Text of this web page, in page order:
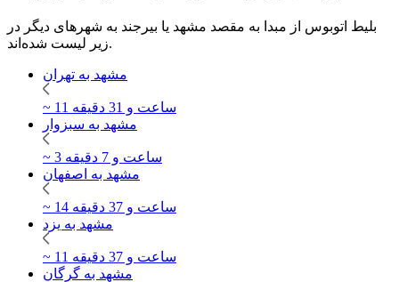
بلیط اتوبوس از مبدا به مقصد مشهد یا بیرجند به شهرهای دیگر در
زیر لیست شده‌اند.
مشهد به تهران
~ 11 ساعت و 31 دقیقه
مشهد به سبزوار
~ 3 ساعت و 7 دقیقه
مشهد به اصفهان
~ 14 ساعت و 37 دقیقه
مشهد به یزد
~ 11 ساعت و 37 دقیقه
مشهد به گرگان